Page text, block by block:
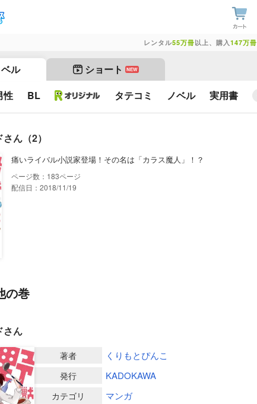
レンタル55万冊以上、購入 147万冊
ル ショート NEW
性 BL タテコミ ノベル 実用書
ん（2）
痛いライバル小説家登場！その名は「カラス魔人」！？
183
配信日：2018/11/19
の巻
さん
著者 くりもとぴんこ
発行 KADOKAWA
カテゴリ マンガ